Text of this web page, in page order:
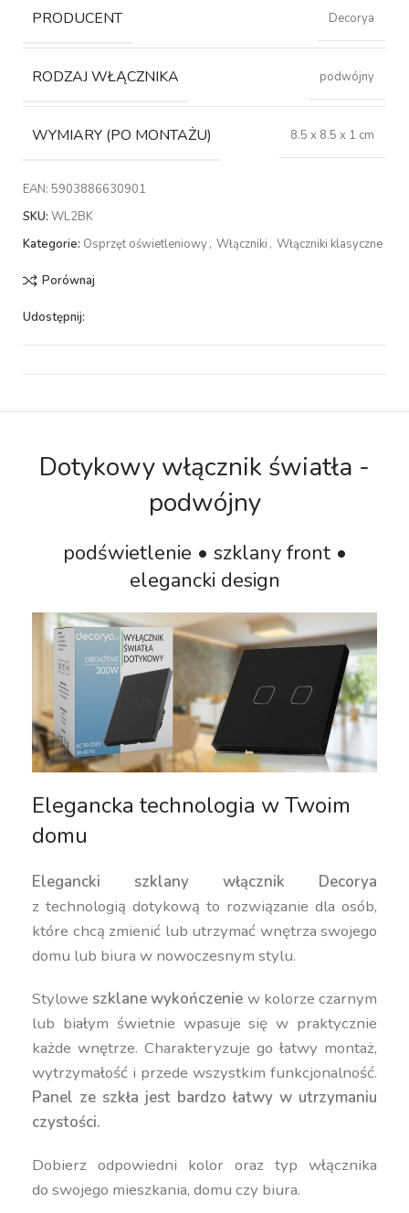
PRODUCENT Decorya
RODZAJ WŁĄCZNIKA podwójny
WYMIARY (PO MONTAŻU) 8.5 x 8.5 x 1 cm
EAN: 5903886630901
SKU:WL2BK
Kategorie: Osprzęt oświetleniowy, Włączniki , Włączniki klasyczne
Porównaj
Udostępnij:
Dotykowy włącznik światła -
podwójny
podświetlenie • szklany front •
elegancki design
Elegancka technologia w Twoim
domu
Elegancki szklany włącznik Decorya
z technologią dotykową to rozwiązanie dla osób,
które chcą zmienić lub utrzymać wnętrza swojego
domu lub biura w nowoczesnym stylu.
Stylowe szklane wykończenie w kolorze czarnym
lub białym świetnie wpasuje się w praktycznie
każde wnętrze. Charakteryzuje go łatwy montaż,
wytrzymałość i przede wszystkim funkcjonalność.
Panel ze szkła jest bardzo łatwy w utrzymaniu
czystości.
Dobierz odpowiedni kolor oraz typ włącznika
do swojego mieszkania, domu czy biura.